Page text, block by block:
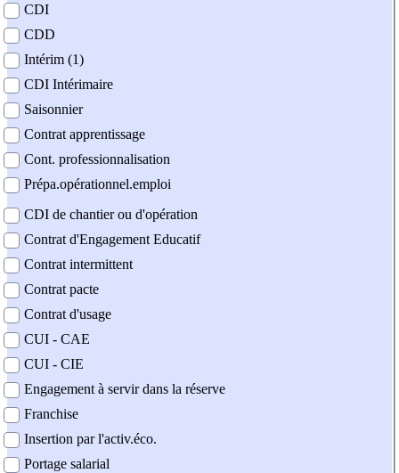
contrat
CDI
CDD
Intérim (1)
CDI Intérimaire
Saisonnier
Contrat apprentissage
Cont. professionnalisation
Prépa.opérationnel.emploi
CDI de chantier ou d'opération
Contrat d'Engagement Educatif
Contrat intermittent
Contrat pacte
Contrat d'usage
CUI - CAE
CUI - CIE
Engagement à servir dans la réserve
Franchise
Insertion par l'activ.éco.
Portage salarial